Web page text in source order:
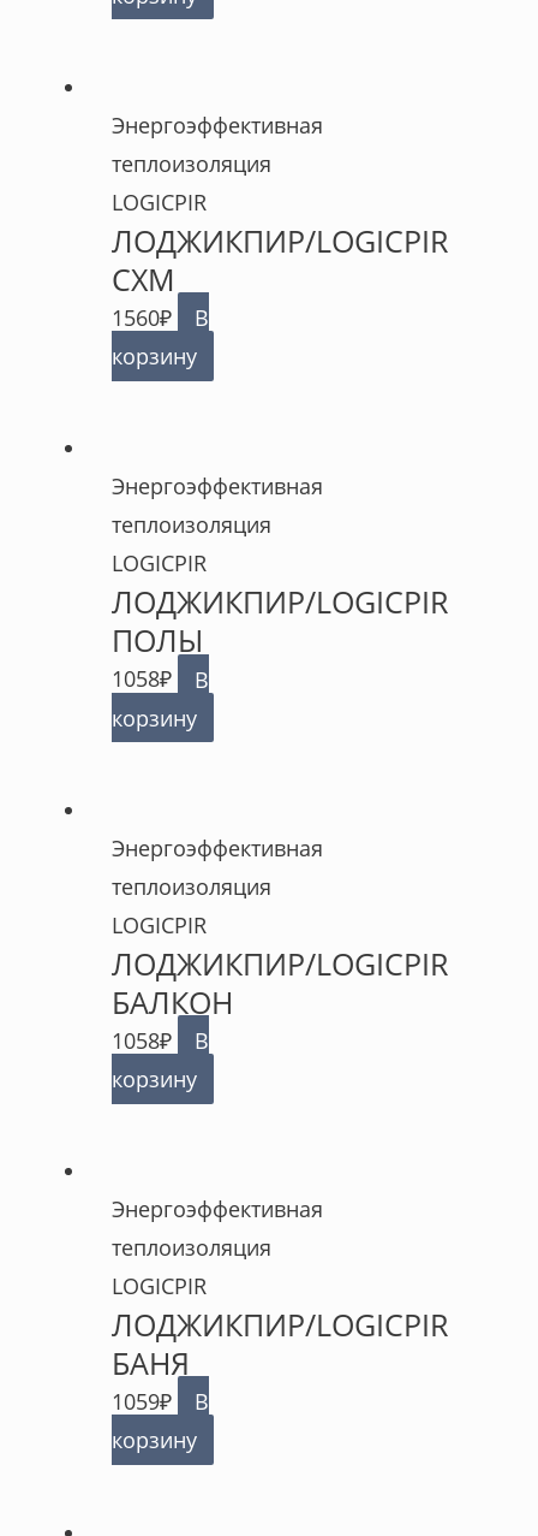
Энергоэффективная
теплоизоляция
LOGICPIR
ЛОДЖИКПИР/LOGICPIR
СХМ
1560₽
В
корзину
Энергоэффективная
теплоизоляция
LOGICPIR
ЛОДЖИКПИР/LOGICPIR
ПОЛЫ
1058₽
В
корзину
Энергоэффективная
теплоизоляция
LOGICPIR
ЛОДЖИКПИР/LOGICPIR
БАЛКОН
1058₽
В
корзину
Энергоэффективная
теплоизоляция
LOGICPIR
ЛОДЖИКПИР/LOGICPIR
БАНЯ
1059₽
В
корзину